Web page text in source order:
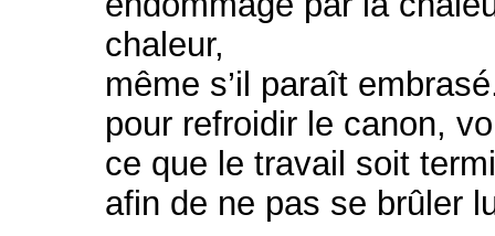
chaleur,
même s’il paraît
pour refroidir le canon,
ce que le travail soit
afin de ne pas se brûler